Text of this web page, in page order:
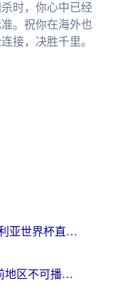
时，你心中已经
。祝你在海外也
接，决胜千里。
在国外怎么看美国 vs 澳大利亚世界杯直播？海外党必藏的中文解说观赛指南
在加拿大看抖音世界杯当前地区不可播放？海外党体育观赛终极指南